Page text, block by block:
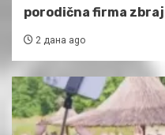
porodična firma
2 дана ago